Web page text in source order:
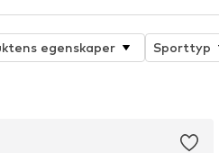
egenskaper
Sporttyp